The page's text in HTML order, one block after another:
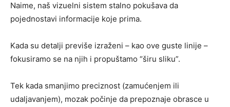
Naime, naš vizuelni sistem stalno pokušava da
pojednostavi informacije koje prima.
Kada su detalji previše izraženi – kao ove guste linije –
fokusiramo se na njih i propuštamo “širu sliku”.
Tek kada smanjimo preciznost (zamućenjem ili
udaljavanjem), mozak počinje da prepoznaje obrasce u